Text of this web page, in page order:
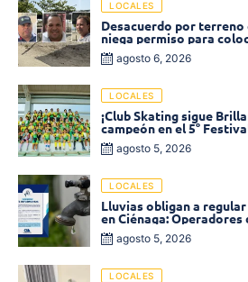
LOCALES
Desacuerdo por terreno
niega permiso para
agosto 6, 2026
LOCALES
¡Club Skating sigue
campeón en el 5°
«Soledad sobre Ruedas»
agosto 5, 2026
LOCALES
Lluvias obligan a
en Ciénaga: Operadores
baja presión en varios
agosto 5, 2026
LOCALES